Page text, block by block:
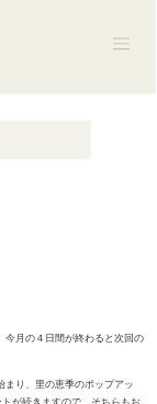
今月の４日間が終わると次回の
まり、里の恵季のポップアッ
が続きますので、そちらもお